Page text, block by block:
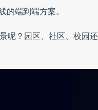
的端到端方案。
呢？园区、社区、校园